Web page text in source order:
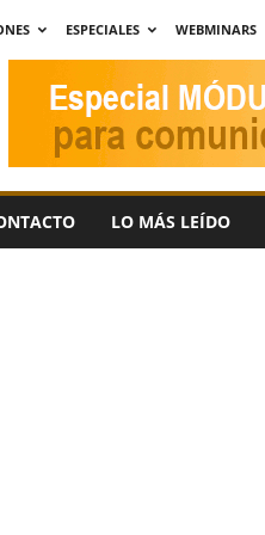
ESPECIALES WEBMINARS
LO MÁS LEÍDO